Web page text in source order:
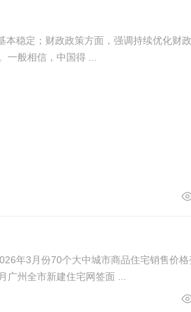
稳定；财政政策方面，强调持续优化财政
前景不容乐观。一般相信，中国得 ...
年3月份70个大中城市商品住宅销售价格
州全市新建住宅网签面 ...